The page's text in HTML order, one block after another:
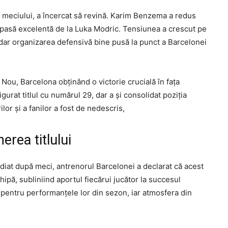
a încercat să revină. Karim Benzema a redus
excelentă de la Luka Modric. Tensiunea a crescut pe
organizarea defensivă bine pusă la punct a Barcelonei
Barcelona obținând o victorie crucială în fața
titlul cu numărul 29, dar a și consolidat poziția
și a fanilor a fost de nedescris,
titlului
după meci, antrenorul Barcelonei a declarat că acest
subliniind aportul fiecărui jucător la succesul
performanțele lor din sezon, iar atmosfera din